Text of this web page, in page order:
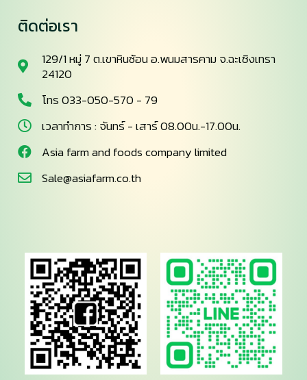
ติดต่อเรา
129/1 หมู่ 7 ต.เขาหินซ้อน อ.พนมสารคาม จ.ฉะเชิงเทรา
24120
โทร 033-050-570 - 79
เวลาทำการ : จันทร์ - เสาร์ 08.00น.-17.00น.
Asia farm and foods company limited
Sale@asiafarm.co.th